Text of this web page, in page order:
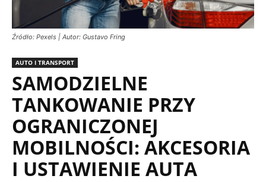
Źródło: Pexels | Autor: Gustavo Fring
AUTO I TRANSPORT
SAMODZIELNE
TANKOWANIE PRZY
OGRANICZONEJ
MOBILNOŚCI: AKCESORIA
I USTAWIENIE AUTA